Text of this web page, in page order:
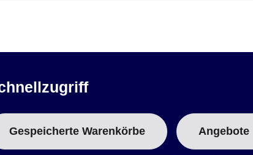
Gespeicherte Warenkörbe Angebote